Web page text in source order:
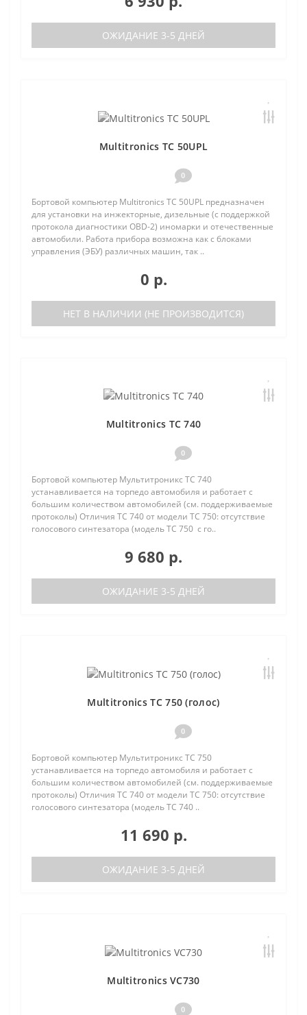
ОЖИДАНИЕ 3-5 ДНЕЙ
Multitronics TC 50UPL
0
Бортовой компьютер Multitronics TC 50UPL предназначен
для установки на инжекторные, дизельные (с поддержкой
протокола диагностики OBD-2) иномарки и отечественные
автомобили. Работа прибора возможна как с блоками
управления (ЭБУ) различных машин, так ..
0 р.
НЕТ В НАЛИЧИИ (НЕ ПРОИЗВОДИТСЯ)
Multitronics TC 740
0
Бортовой компьютер Мультитроникс TC 740
устанавливается на торпедо автомобиля и работает с
большим количеством автомобилей (см. поддерживаемые
протоколы) Отличия TC 740 от модели TC 750: отсутствие
голосового синтезатора (модель TC 750 с го..
9 680 р.
ОЖИДАНИЕ 3-5 ДНЕЙ
Multitronics TC 750 (голос)
0
Бортовой компьютер Мультитроникс TC 750
устанавливается на торпедо автомобиля и работает с
большим количеством автомобилей (см. поддерживаемые
протоколы) Отличия TC 740 от модели TC 750: отсутствие
голосового синтезатора (модель TC 740 ..
11 690 р.
ОЖИДАНИЕ 3-5 ДНЕЙ
Multitronics VC730
0